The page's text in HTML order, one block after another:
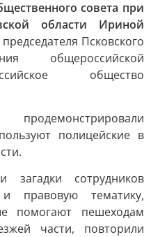
совета при
области Ириной
Псковского
общероссийской
общество
полицейские в
загадки сотрудников
правовую тематику,
помогают пешеходам
части, повторили